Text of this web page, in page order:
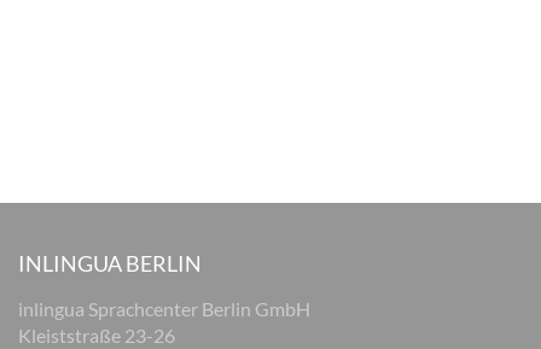
INLINGUA BERLIN
inlingua Sprachcenter Berlin GmbH
Kleiststraße 23-26